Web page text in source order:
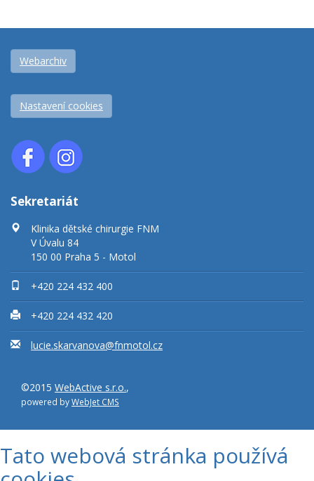
Webarchiv
Nastavení cookies
Sekretariát
Klinika dětské chirurgie FNM
V Úvalu 84
150 00 Praha 5 - Motol
+420 224 432 400
+420 224 432 420
lucie.skarvanova@fnmotol.cz
©2015 WebActive s.r.o.,
powered byWebJet CMS
Tato webová stránka používá